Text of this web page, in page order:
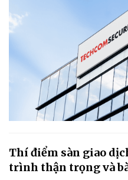
Thí điểm sàn giao
trình thận trọng và